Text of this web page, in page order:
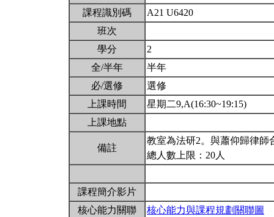
課程識別碼
A21 U6420
班次
學分
2
全/半年
半年
必/選修
選修
上課時間
星期二9,A(16:30~19:15)
上課地點
備註
教室為法研2。與蕭仰歸律師
總人數上限：20人
課程簡介影片
核心能力關聯
核心能力與課程規劃關聯圖